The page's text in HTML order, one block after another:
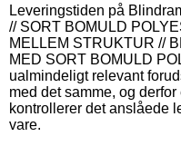
Leveringstiden på
// SORT BOMULD
MELLEM STRUKTUR //
MED SORT BOMULD
ualmindeligt relevant
med det samme, og
kontrollerer det anslåede
vare.